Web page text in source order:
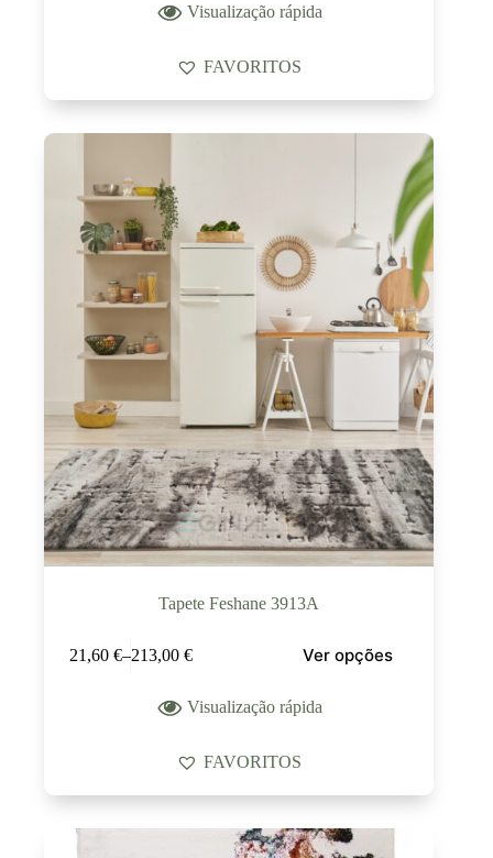
Visualização rápida
FAVORITOS
Tapete Feshane 3913A
21,60 €–213,00 € Ver opções
Visualização rápida
FAVORITOS